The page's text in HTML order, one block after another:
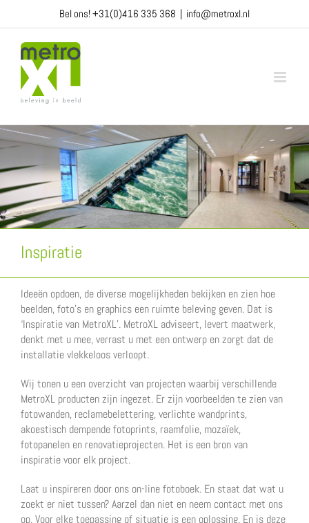
Bel ons!+31(0)416 335 368 | info@metroxl.nl
Inspiratie
Ideeën opdoen, de diverse mogelijkheden bekijken en zien hoe
beelden, foto’s en graphics een ruimte beleving geven. Dat is
‘Inspiratie van MetroXL’. MetroXL adviseert, levert maatwerk,
denkt met u mee, verrast u met een ontwerp en zorgt dat de
installatie vlekkeloos verloopt.
Wij tonen u een overzicht van projecten waarbij verschillende
MetroXL producten zijn ingezet. Er zijn voorbeelden te zien van
fotowanden, reclamebelettering, verlichte wandprints,
akoestisch dempende fotoprints, raamfolie, mozaïek,
fotopanelen en renovatieprojecten. Het is een bron van
inspiratie voor elk project.
Laat u inspireren door ons on-line fotoboek. En staat dat wat u
zoekt er niet tussen? Aarzel dan niet en neem contact met ons
op. Voor elke toepassing of situatie is een oplossing. En is deze